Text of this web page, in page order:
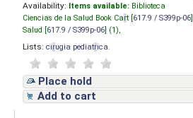
Availability: Items available: Biblioteca
Ciencias de la Salud Book Cart [ 617.9 / S399p-06
Salud [ 617.9 / S399p-06 ] (1),
Lists: cirugia pediatrica
Place hold
Add to cart